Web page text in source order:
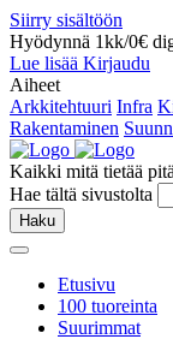
Siirry sisältöön
Hyödynnä 1kk/0€
Lue lisää Kirjaudu
Aiheet
Arkkitehtuuri Infra
Rakentaminen
Kaikki mitä tietää
Hae tältä sivustolta
Haku
Etusivu
100 tuoreinta
Suurimmat